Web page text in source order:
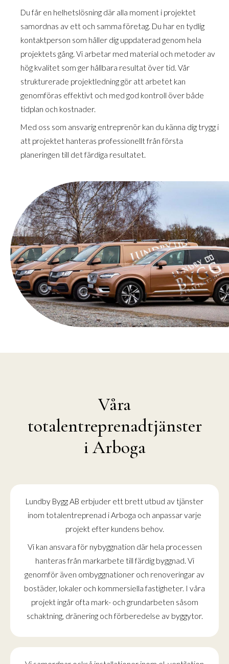
Du får en helhetslösning där alla moment i projektet
samordnas av ett och samma företag. Du har en tydlig
kontaktperson som håller dig uppdaterad genom hela
projektets gång. Vi arbetar med material och metoder av
hög kvalitet som ger hållbara resultat över tid. Vår
strukturerade projektledning gör att arbetet kan
genomföras effektivt och med god kontroll över både
tidplan och kostnader.
Med oss som ansvarig entreprenör kan du känna dig trygg i
att projektet hanteras professionellt från första
planeringen till det färdiga resultatet.
Våra
totalentreprenadtjänster
i Arboga
Lundby Bygg AB erbjuder ett brett utbud av tjänster
inom totalentreprenad i Arboga och anpassar varje
projekt efter kundens behov.
Vi kan ansvara för nybyggnation där hela processen
hanteras från markarbete till färdig byggnad. Vi
genomför även ombyggnationer och renoveringar av
bostäder, lokaler och kommersiella fastigheter. I våra
projekt ingår ofta mark- och grundarbeten såsom
schaktning, dränering och förberedelse av byggytor.